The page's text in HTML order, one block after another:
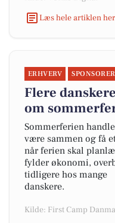
Læs hele artiklen her
ERHVERV
Flere
om
Sommerferien
være sammen og få
når ferien skal
fylder økonomi,
tidligere hos mange
danskere.
Kilde: First Camp